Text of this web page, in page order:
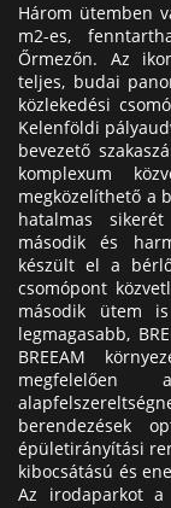
Három ütemben
m2-es,
Őrmezőn. Az
teljes, budai
közlekedési
Kelenföldi
bevezető
komplexum
megközelíthető a
hatalmas
második és
készült el a
csomópont
második ütem
legmagasabb,
BREEAM
megfelelően
berendezések
épületirányítási
kibocsátású és
Az irodaparkot a